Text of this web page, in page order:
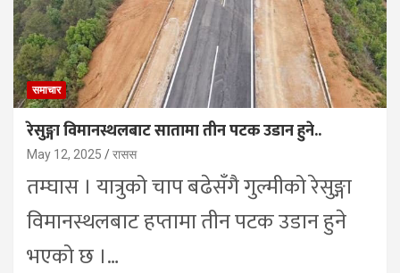
समाचार
रेसुङ्गा विमानस्थलबाट सातामा तीन पटक उडान हुने..
May 12, 2025 रासस
तम्घास । यात्रुको चाप बढेसँगै गुल्मीको रेसुङ्गा
विमानस्थलबाट हप्तामा तीन पटक उडान हुने
भएको छ ।…